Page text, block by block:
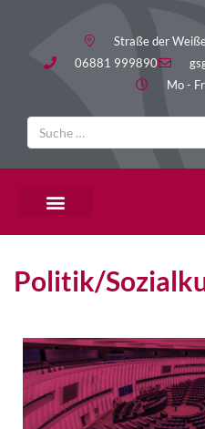
Straße der
06881 999890
Mo -
Politik/